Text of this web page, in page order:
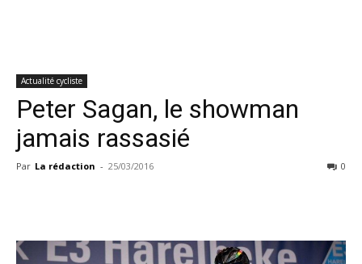
Actualité cycliste
Peter Sagan, le showman
jamais rassasié
Par La rédaction - 25/03/2016 0